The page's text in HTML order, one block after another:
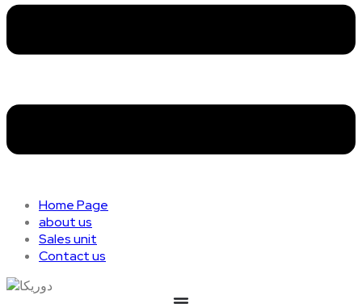
Home Page
about us
Sales unit
Contact us